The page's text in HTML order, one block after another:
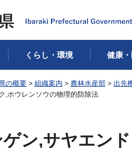
くらし・環境 健康
の概要 > 組織案内 > 農林水産部 > 出先
,ホウレンソウの物理的防除法
ン,サヤエン